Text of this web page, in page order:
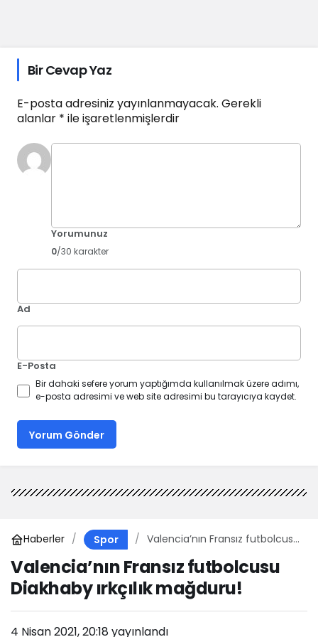
Bir Cevap Yaz
E-posta adresiniz yayınlanmayacak. Gerekli
alanlar * ile işaretlenmişlerdir
Yorumunuz
0/30 karakter
Ad
E-Posta
Bir dahaki sefere yorum yaptığımda kullanılmak üzere adımı,
e-posta adresimi ve web site adresimi bu tarayıcıya kaydet.
Yorum Gönder
Haberler Spor
Valencia’nın Fransız futbolcusu
Valencia’nın Fransız futbolcusu
Diakhaby ırkçılık mağduru!
4 Nisan 2021, 20:18 yayınlandı